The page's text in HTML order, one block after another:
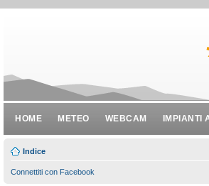
HOME METEO WEBCAM IMPIANTI
Indice
Connettiti con Facebook